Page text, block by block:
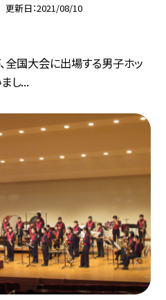
更新日 2021/08/10
全国大会に出場する男子ホッ
し...